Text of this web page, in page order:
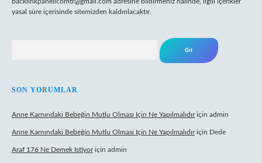
yasal süre içerisinde sitemizden kaldırılacaktır.
SON YORUMLAR
Anne Karnındaki Bebeğin Mutlu Olması Için Ne Yapılmalıdıriçin admin
Anne Karnındaki Bebeğin Mutlu Olması Için Ne Yapılmalıdıriçin Dede
Araf 176 Ne Demek Istiyoriçin admin